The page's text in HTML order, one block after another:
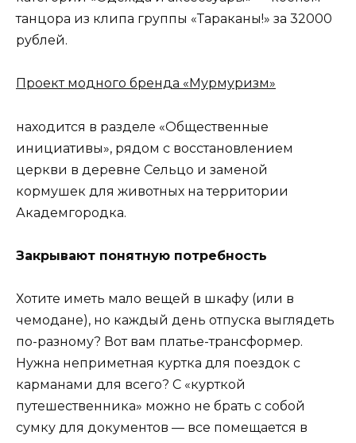
танцора из клипа группы «Тараканы!» за 32000
рублей.
Проект модного бренда «Мурмуризм»
находится в разделе «Общественные
инициативы», рядом с восстановлением
церкви в деревне Сельцо и заменой
кормушек для животных на территории
Академгородка.
Закрывают понятную потребность
Хотите иметь мало вещей в шкафу (или в
чемодане), но каждый день отпуска выглядеть
по-разному? Вот вам платье-трансформер.
Нужна неприметная куртка для поездок с
карманами для всего? С «курткой
путешественника» можно не брать с собой
сумку для документов — все помещается в